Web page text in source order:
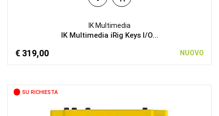
IK Multimedia
IK Multimedia iRig Keys I/O...
€ 319,00 NUOVO
SU RICHIESTA